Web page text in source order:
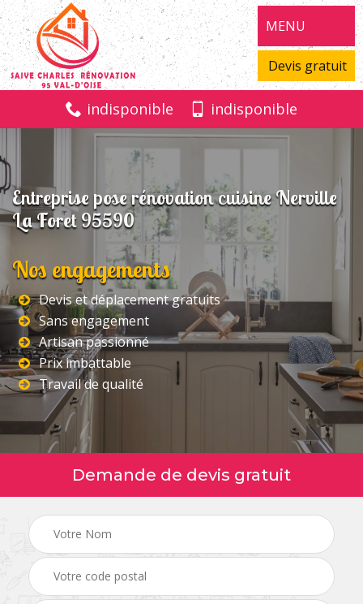
MENU
Devis gratuit
indisponible indisponible
Entreprise pose rénovation cuisine Nerville
La Foret 95590
Nos engagements
Devis et déplacement gratuits
Sans engagement
Artisan passionné
Prix imbattable
Travail de qualité
Demande de devis gratuit